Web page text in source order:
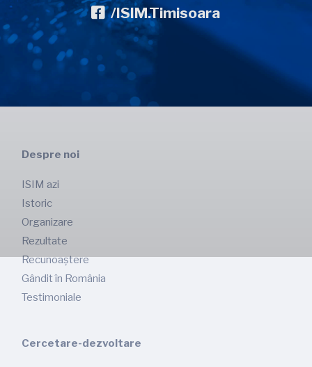
/ISIM.Timisoara
Despre noi
ISIM azi
Istoric
Organizare
Rezultate
Recunoaștere
Gândit în România
Testimoniale
Cercetare-dezvoltare